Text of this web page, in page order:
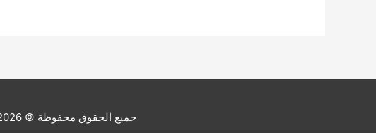
حميع الحقوق محفوظة © 2026